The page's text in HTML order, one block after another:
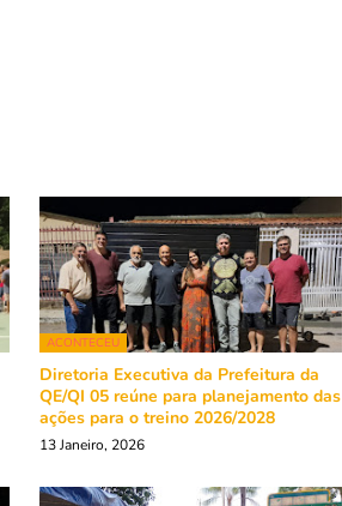
ACONTECEU
Diretoria Executiva da Prefeitura da
QE/QI 05 reúne para planejamento das
ações para o treino 2026/2028
13 Janeiro, 2026